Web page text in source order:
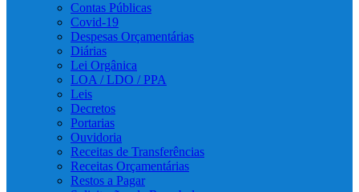
Contas Públicas
Covid-19
Despesas Orçamentárias
Diárias
Lei Orgânica
LOA / LDO / PPA
Leis
Decretos
Portarias
Ouvidoria
Receitas de Transferências
Receitas Orçamentárias
Restos a Pagar